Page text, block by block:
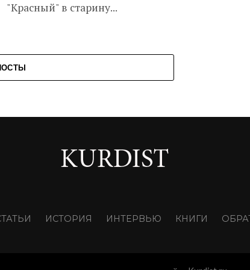
"Красный" в старину...
ИСТОРИЯ ИНТЕРВЬЮ КНИГИ